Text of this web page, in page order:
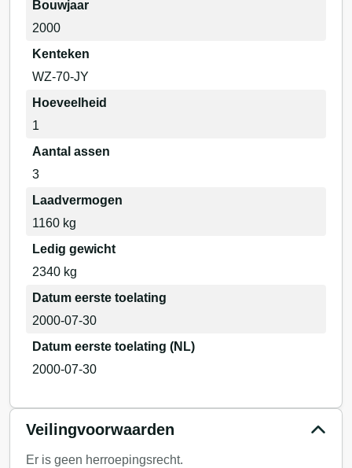
Bouwjaar
2000
Kenteken
WZ-70-JY
Hoeveelheid
1
Aantal assen
3
Laadvermogen
1160 kg
Ledig gewicht
2340 kg
Datum eerste toelating
2000-07-30
Datum eerste toelating (NL)
2000-07-30
Veilingvoorwaarden
Er is geen herroepingsrecht.